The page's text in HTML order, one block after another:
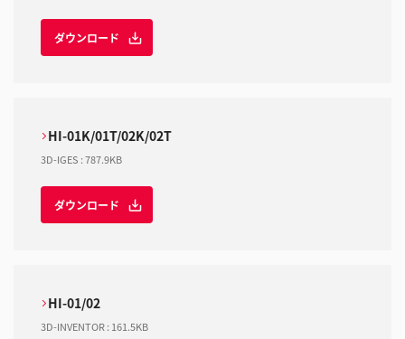
ダウンロード
HI-01K/01T/02K/02T
3D-IGES :787.9KB
ダウンロード
HI-01/02
3D-INVENTOR: 161.5KB